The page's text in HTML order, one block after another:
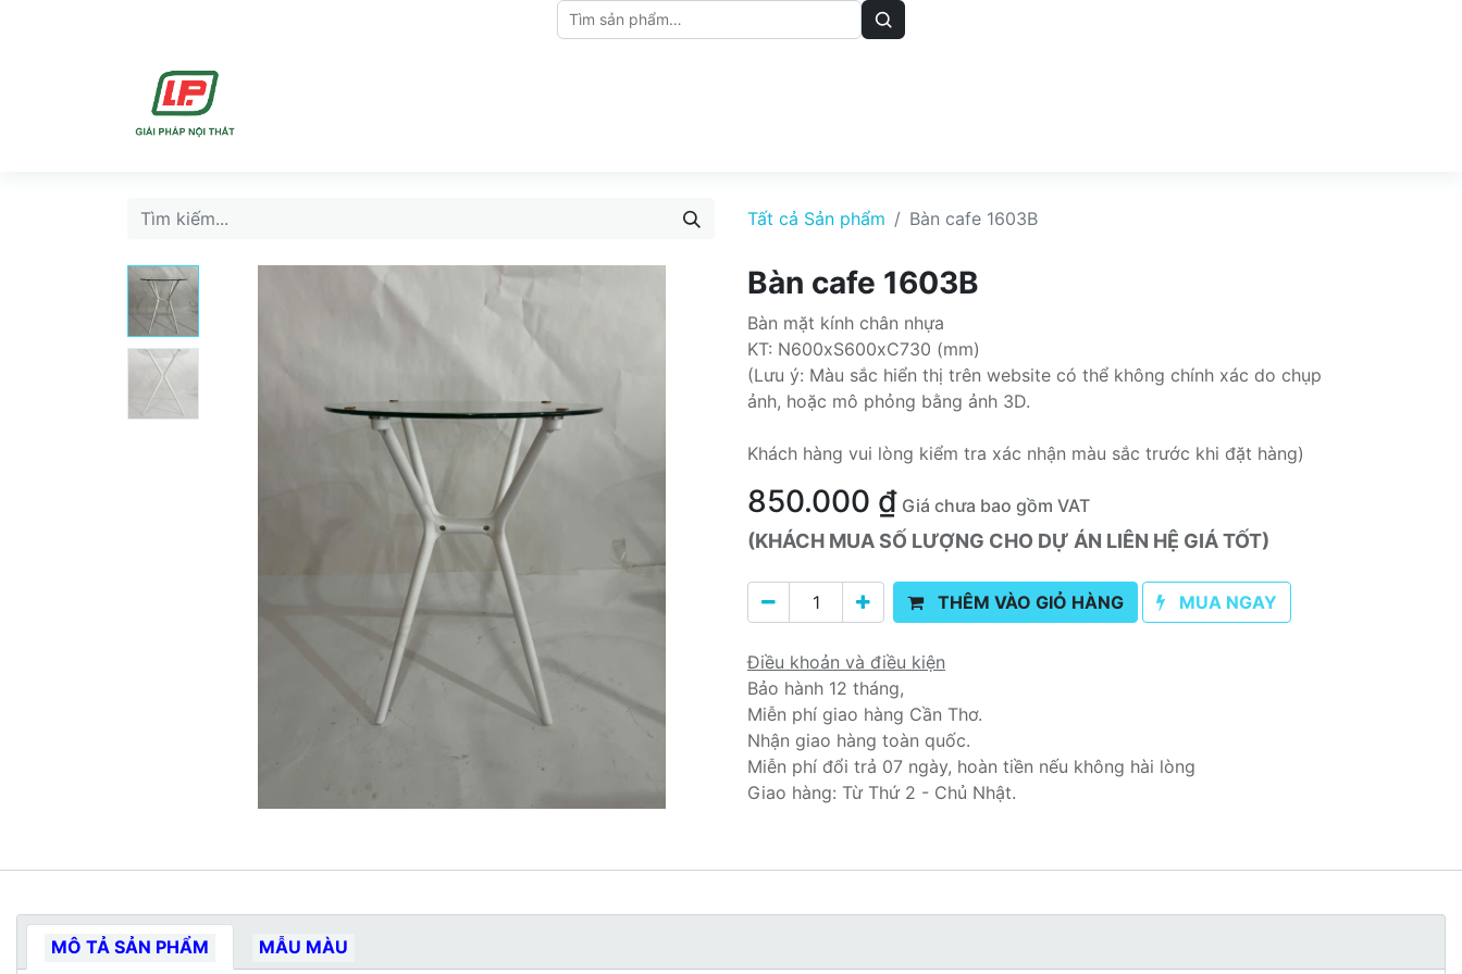
Tất cả Sản phẩm Bàn cafe 1603B
Bàn cafe 1603B
Bàn mặt kính chân nhựa
KT: N600xS600xC730 (mm)
(Lưu ý: Màu sắc hiển thị trên website có thể không chính xác do chụp
ảnh, hoặc mô phỏng bằng ảnh 3D.
Khách hàng vui lòng kiểm tra xác nhận màu sắc trước khi đặt hàng)
850.000 ₫ Giá chưa bao gồm VAT
(KHÁCH MUA SỐ LƯỢNG CHO DỰ ÁN LIÊN HỆ GIÁ TỐT)
THÊM VÀO GIỎ HÀNG MUA NGAY
Điều khoản và điều kiện
Bảo hành 12 tháng,
Miễn phí giao hàng Cần Thơ.
Nhận giao hàng toàn quốc.
Miễn phí đổi trả 07 ngày, hoàn tiền nếu không hài lòng
Giao hàng: Từ Thứ 2 - Chủ Nhật.
MÔ TẢ SẢN PHẨM MẪU MÀU